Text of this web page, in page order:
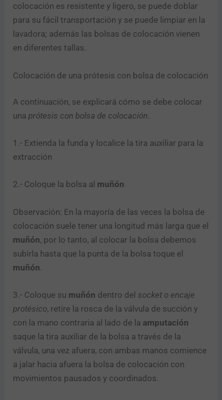
colocación es resistente y ligero, se puede doblar
para su fácil transportación y se puede limpiar en la
lavadora; además las bolsas de colocación vienen
en diferentes tallas.
Colocación de una prótesis con bolsa de colocación
A continuación, se explicará cómo se debe colocar
unaprótesis con bolsa de colocación.
1.- Extienda la funda y localice la tira auxiliar para la
extracción
2.- Coloque la bolsa al muñón
Observación: En la mayoría de las veces la bolsa de
colocación suele tener una longitud más larga que el
muñón, por lo tanto, al colocar la bolsa debemos
subirla hasta que la punta de la bolsa toque el
muñón.
3.- Coloque su muñón dentro del socket o encaje
protésico, retire la rosca de la válvula de succión y
con la mano contraria al lado de la amputación
saque la tira auxiliar de la bolsa a través de la
válvula, una vez afuera, con ambas manos comience
a jalar hacia afuera la bolsa de colocación con
movimientos pausados y coordinados.